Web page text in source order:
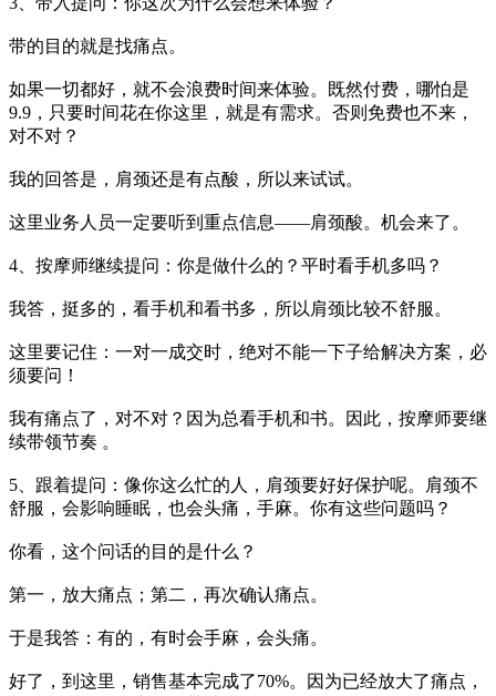
带的目的就是找痛点。
如果一切都好，就不会浪费时间来体验。既然付费，哪怕是
9.9，只要时间花在你这里，就是有需求。否则免费也不来，
对不对？
我的回答是，肩颈还是有点酸，所以来试试。
这里业务人员一定要听到重点信息——肩颈酸。机会来了。
4、按摩师继续提问：你是做什么的？平时看手机多吗？
我答，挺多的，看手机和看书多，所以肩颈比较不舒服。
这里要记住：一对一成交时，绝对不能一下子给解决方案，必
须要问！
我有痛点了，对不对？因为总看手机和书。因此，按摩师要继
续带领节奏 。
5、跟着提问：像你这么忙的人，肩颈要好好保护呢。肩颈不
舒服，会影响睡眠，也会头痛，手麻。你有这些问题吗？
你看，这个问话的目的是什么？
第一，放大痛点；第二，再次确认痛点。
于是我答：有的，有时会手麻，会头痛。
好了，到这里，销售基本完成了70%。因为已经放大了痛点，